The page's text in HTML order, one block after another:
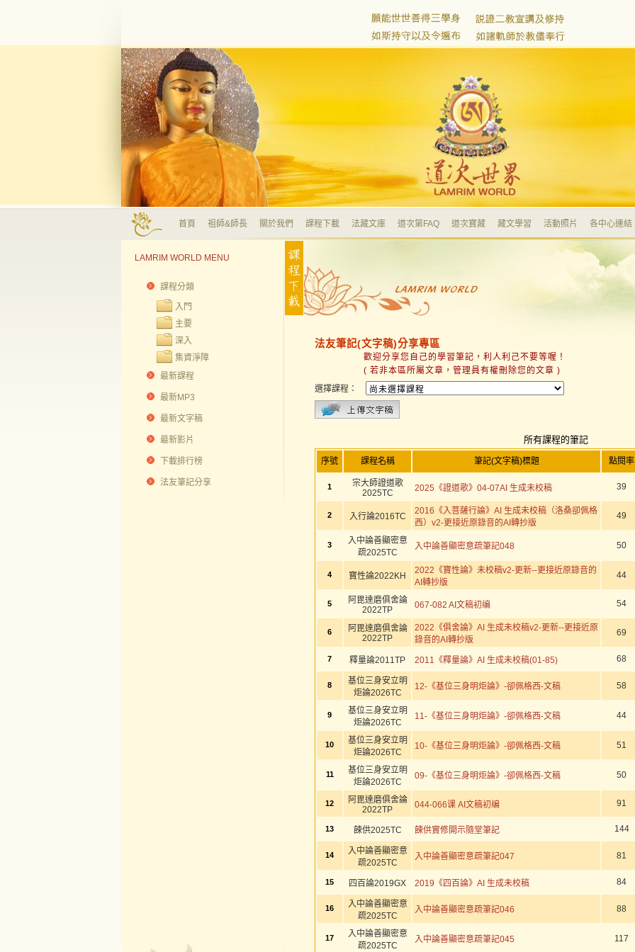
首頁 祖師&師長 關於我們 課程下載 法藏文庫 道次第FAQ 道次寶藏 藏文學習 活動照片 各中心連結
LAMRIM WORLD MENU
課程分類
入門
主要
深入
集資淨障
最新課程
最新MP3
最新文字稿
最新影片
下載排行榜
法友筆記分享
法友筆記(文字稿)分享專區
歡迎分享您自己的學習筆記，利人利己不要等喔！
( 若非本區所屬文章，管理員有權刪除您的文章 )
選擇課程：
所有課程的筆記
序號 課程名稱 筆記(文字稿)標題 點閱率
1
宗大師證道歌
2025TC
2025《證道歌》04-07AI 生成未校稿 39
2 入行論2016TC
2016《入菩薩行論》AI 生成未校稿（洛桑卻佩格
西）v2-更接近原錄音的AI轉抄版
49
3
入中論善顯密意
疏2025TC
入中論善顯密意疏筆記048 50
4 寶性論2022KH
2022《寶性論》未校稿v2-更新--更接近原錄音的
AI轉抄版
44
5
阿毘達磨俱舍論
2022TP
067-082 AI文稿初编 54
6
阿毘達磨俱舍論
2022TP
2022《俱舍論》AI 生成未校稿v2-更新--更接近原
錄音的AI轉抄版
69
7 釋量論2011TP 2011《釋量論》AI 生成未校稿(01-85) 68
8
基位三身安立明
炬論2026TC
12-《基位三身明炬論》-卻佩格西-文稿 58
9
基位三身安立明
炬論2026TC
11-《基位三身明炬論》-卻佩格西-文稿 44
10
基位三身安立明
炬論2026TC
10-《基位三身明炬論》-卻佩格西-文稿 51
11
基位三身安立明
炬論2026TC
09-《基位三身明炬論》-卻佩格西-文稿 50
12
阿毘達磨俱舍論
2022TP
044-066课 AI文稿初编 91
13 餗供2025TC 餗供實修開示隨堂筆記 144
14
入中論善顯密意
疏2025TC
入中論善顯密意疏筆記047 81
15 四百論2019GX 2019《四百論》AI 生成未校稿 84
16
入中論善顯密意
疏2025TC
入中論善顯密意疏筆記046 88
17
入中論善顯密意
疏2025TC
入中論善顯密意疏筆記045 117